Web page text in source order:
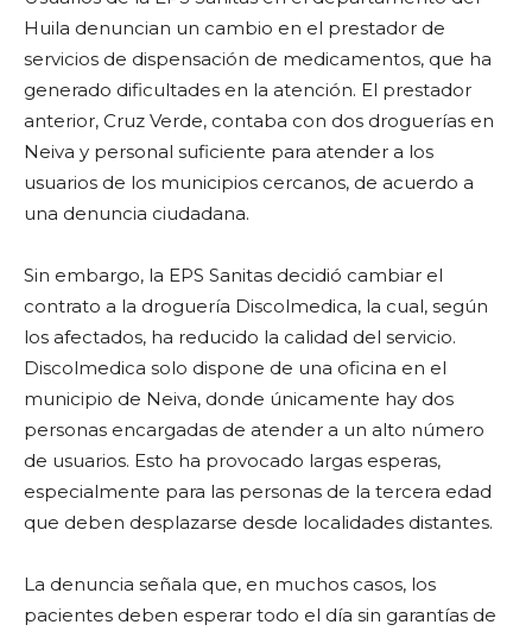
Huila denuncian un cambio en el prestador de
servicios de dispensación de medicamentos, que ha
generado dificultades en la atención. El prestador
anterior, Cruz Verde, contaba con dos droguerías en
Neiva y personal suficiente para atender a los
usuarios de los municipios cercanos, de acuerdo a
una denuncia ciudadana.
Sin embargo, la EPS Sanitas decidió cambiar el
contrato a la droguería Discolmedica, la cual, según
los afectados, ha reducido la calidad del servicio.
Discolmedica solo dispone de una oficina en el
municipio de Neiva, donde únicamente hay dos
personas encargadas de atender a un alto número
de usuarios. Esto ha provocado largas esperas,
especialmente para las personas de la tercera edad
que deben desplazarse desde localidades distantes.
La denuncia señala que, en muchos casos, los
pacientes deben esperar todo el día sin garantías de